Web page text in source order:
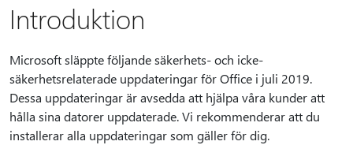
Introduktion
Microsoft släppte följande säkerhets- och icke-
säkerhetsrelaterade uppdateringar för Office i juli 2019.
Dessa uppdateringar är avsedda att hjälpa våra kunder att
hålla sina datorer uppdaterade. Vi rekommenderar att du
installerar alla uppdateringar som gäller för dig.